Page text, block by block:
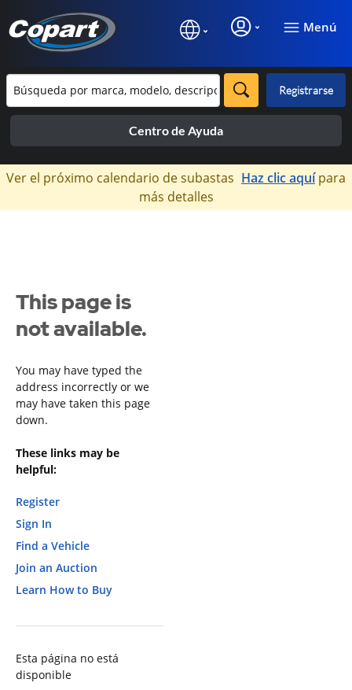
Menú
Registrarse
Centro de Ayuda
×
Ver el próximo calendario de subastas Haz clic aquípara
más detalles
This page is
not available.
You may have typed the
address incorrectly or we
may have taken this page
down.
These links may be
helpful:
Register
Sign In
Find a Vehicle
Join an Auction
Learn How to Buy
Esta página no está
disponible